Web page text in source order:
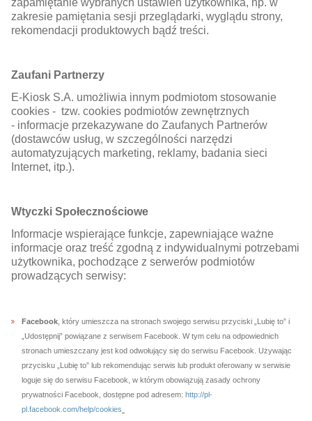
zapamiętanie wybranych ustawień użytkownika, np. w
zakresie pamiętania sesji przeglądarki, wyglądu strony,
rekomendacji produktowych bądź treści.
Zaufani Partnerzy
E-Kiosk S.A. umożliwia innym podmiotom stosowanie
cookies - tzw. cookies podmiotów zewnętrznych
- informacje przekazywane do Zaufanych Partnerów
(dostawców usług, w szczególności narzędzi
automatyzujących marketing, reklamy, badania sieci
Internet, itp.).
Wtyczki Społecznościowe
Informacje wspierające funkcje, zapewniające ważne
informacje oraz treść zgodną z indywidualnymi potrzebami
użytkownika, pochodzące z serwerów podmiotów
prowadzących serwisy:
Facebook , który umieszcza na stronach swojego serwisu przyciski „Lubię to” i
„Udostępnij” powiązane z serwisem Facebook. W tym celu na odpowiednich
stronach umieszczany jest kod odwołujący się do serwisu Facebook. Używając
przycisku „Lubię to” lub rekomendując serwis lub produkt oferowany w serwisie
loguje się do serwisu Facebook, w którym obowiązują zasady ochrony
prywatności Facebook, dostępne pod adresem: http://pl-
pl.facebook.com/help/cookies